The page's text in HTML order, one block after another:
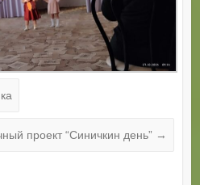
проект “Синичкин день” →